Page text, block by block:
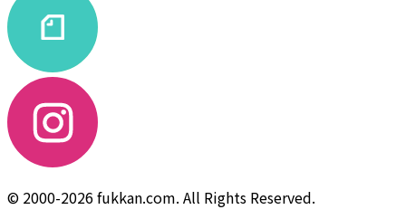
© 2000-2026 fukkan.com. All Rights Reserved.